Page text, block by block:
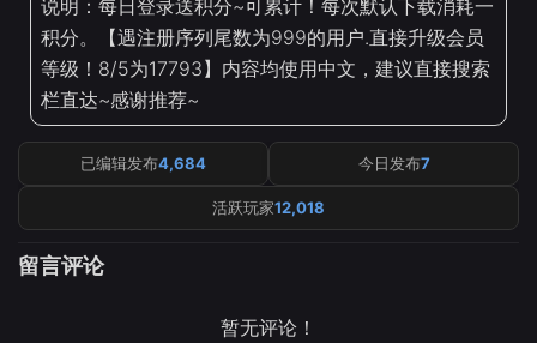
说明：每日登录送积分~可累计！每次默认下载消耗一
积分。【遇注册序列尾数为999的用户.直接升级会员
等级！8/5为17793】内容均使用中文，建议直接搜索
栏直达~感谢推荐~
已编辑发布4,684 今日发布7
活跃玩家12,018
留言评论
暂无评论！